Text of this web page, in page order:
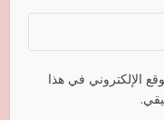
الإلكتروني في هذا